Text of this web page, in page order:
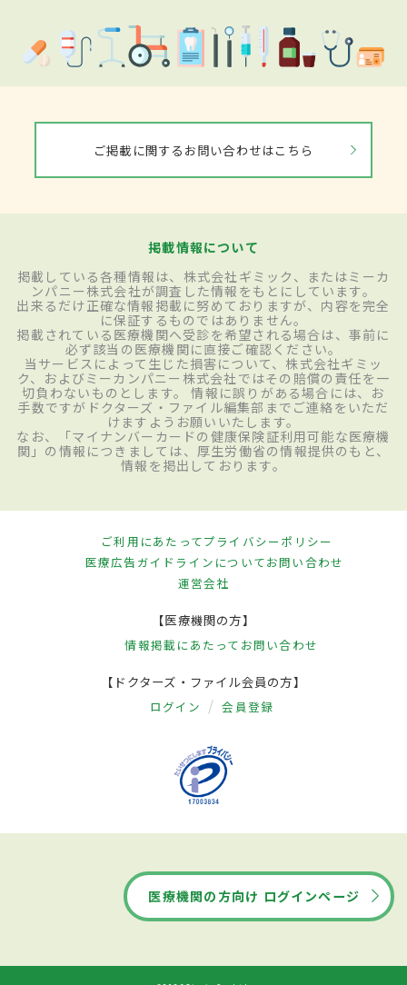
ご掲載に関するお問い合わせはこちら
掲載情報について
掲載している各種情報は、株式会社ギミック、またはミーカ
ンパニー株式会社が調査した情報をもとにしています。
出来るだけ正確な情報掲載に努めておりますが、内容を完全
に保証するものではありません。
掲載されている医療機関へ受診を希望される場合は、事前に
必ず該当の医療機関に直接ご確認ください。
当サービスによって生じた損害について、株式会社ギミッ
ク、およびミーカンパニー株式会社ではその賠償の責任を一
切負わないものとします。 情報に誤りがある場合には、お
手数ですがドクターズ・ファイル編集部までご連絡をいただ
けますようお願いいたします。
なお、「マイナンバーカードの健康保険証利用可能な医療機
関」の情報につきましては、厚生労働省の情報提供のもと、
情報を掲出しております。
ご利用にあたってプライバシーポリシー
医療広告ガイドラインについてお問い合わせ
運営会社
【医療機関の方】
情報掲載にあたって お問い合わせ
【ドクターズ・ファイル会員の方】
ログイン 会員登録
医療機関の方向け ログインページ